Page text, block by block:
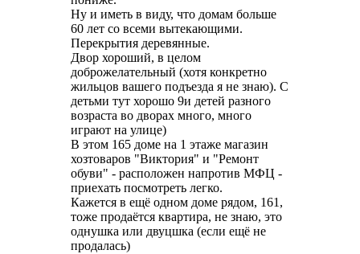
Ну и иметь в виду, что домам больше
60 лет со всеми вытекающими.
Перекрытия деревянные.
Двор хороший, в целом
доброжелательный (хотя конкретно
жильцов вашего подъезда я не знаю). С
детьми тут хорошо 9и детей разного
возраста во дворах много, много
играют на улице)
В этом 165 доме на 1 этаже магазин
хозтоваров "Виктория" и "Ремонт
обуви" - расположен напротив МФЦ -
приехать посмотреть легко.
Кажется в ещё одном доме рядом, 161,
тоже продаётся квартира, не знаю, это
однушка или двуцшка (если ещё не
продалась)